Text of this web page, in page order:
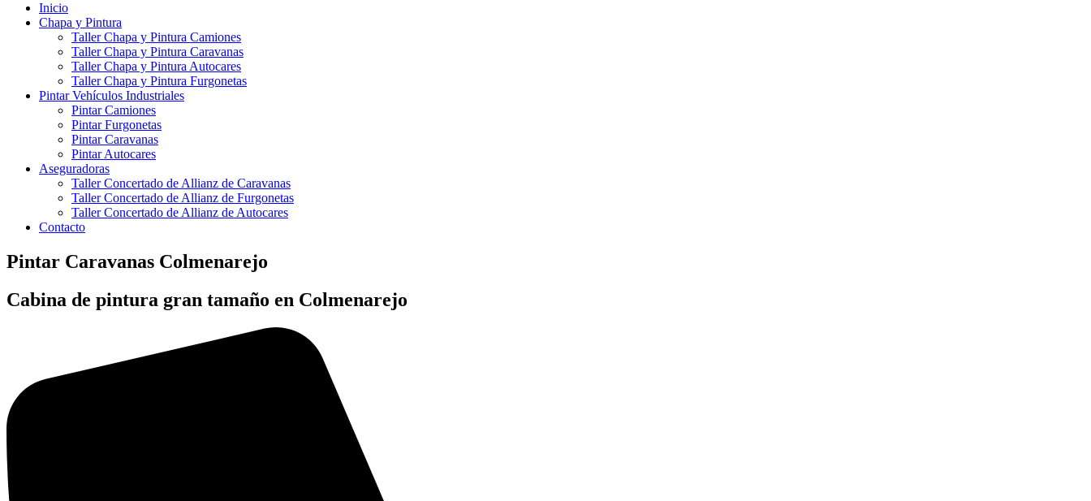
Inicio
Chapa y Pintura
Taller Chapa y Pintura Camiones
Taller Chapa y Pintura Caravanas
Taller Chapa y Pintura Autocares
Taller Chapa y Pintura Furgonetas
Pintar Vehículos Industriales
Pintar Camiones
Pintar Furgonetas
Pintar Caravanas
Pintar Autocares
Aseguradoras
Taller Concertado de Allianz de Caravanas
Taller Concertado de Allianz de Furgonetas
Taller Concertado de Allianz de Autocares
Contacto
Pintar Caravanas Colmenarejo
Cabina de pintura gran tamaño en Colmenarejo